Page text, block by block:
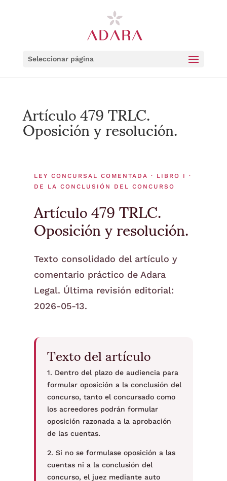
Seleccionar página
Artículo 479 TRLC.
Oposición y resolución.
LEY CONCURSAL COMENTADA · LIBRO I ·
DE LA CONCLUSIÓN DEL CONCURSO
Artículo 479 TRLC.
Oposición y resolución.
Texto consolidado del artículo y
comentario práctico de Adara
Legal. Última revisión editorial:
2026-05-13.
Texto del artículo
1. Dentro del plazo de audiencia para
formular oposición a la conclusión del
concurso, tanto el concursado como
los acreedores podrán formular
oposición razonada a la aprobación
de las cuentas.
2. Si no se formulase oposición a las
cuentas ni a la conclusión del
concurso, el juez mediante auto